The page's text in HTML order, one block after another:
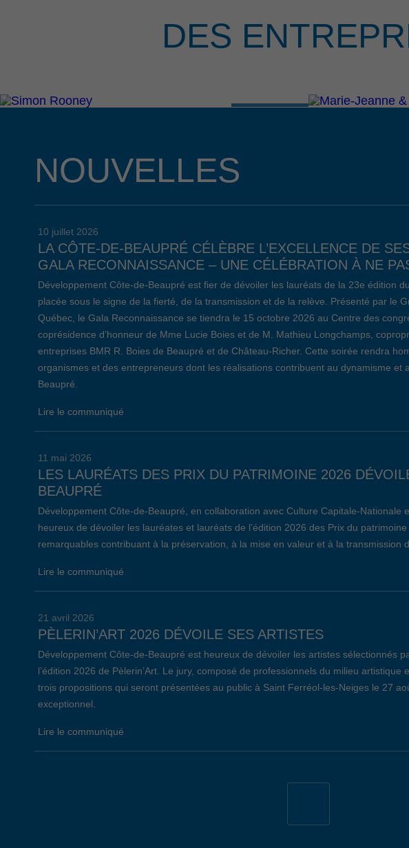
DES
NOUVELLES
10 juillet 2026
LA CÔTE-DE-BEAUPRÉ CÉLÈBRE L’EXCELLENCE DE
GALA RECONNAISSANCE – UNE CÉLÉBRATION À NE
Développement Côte-de-Beaupré est fier de dévoiler les lauréats de la 23e édition
placée sous le signe de la fierté, de la transmission et de la relève. Présenté par le
Québec, le Gala Reconnaissance se tiendra le 15 octobre 2026 au Centre des
coprésidence d’honneur de Mme Lucie Boies et de M. Mathieu Longchamps,
entreprises BMR R. Boies de Beaupré et de Château-Richer. Cette soirée rendra
organismes et des entrepreneurs dont les réalisations contribuent au dynamisme et
Beaupré.
Lire le communiqué
11 mai 2026
LES LAURÉATS DES PRIX DU PATRIMOINE 2026
BEAUPRÉ
Développement Côte-de-Beaupré, en collaboration avec Culture Capitale-Nationale
heureux de dévoiler les lauréates et lauréats de l’édition 2026 des Prix du
remarquables contribuant à la préservation, à la mise en valeur et à la transmission
Lire le communiqué
21 avril 2026
PÈLERIN’ART 2026 DÉVOILE SES ARTISTES
Développement Côte-de-Beaupré est heureux de dévoiler les artistes sélectionnés
l’édition 2026 de Pèlerin’Art. Le jury, composé de professionnels du milieu
trois propositions qui seront présentées au public à Saint Ferréol-les-Neiges le 27
exceptionnel.
Lire le communiqué